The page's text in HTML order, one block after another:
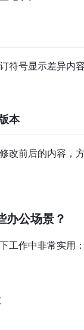
符号显示差异内
本
改前后的内容，
办公场景？
工作中非常实用：